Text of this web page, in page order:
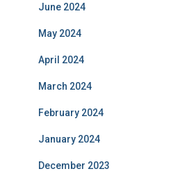
June 2024
May 2024
April 2024
March 2024
February 2024
January 2024
December 2023